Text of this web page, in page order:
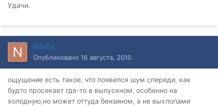
Удачи.
NikSa
Опубликовано 16 августа, 2010
ощущение есть такое, что появился шум спереди, как
будто просекает где-то в выпускном, особенно на
холодную,но может оттуда бензином, а не выхлопами